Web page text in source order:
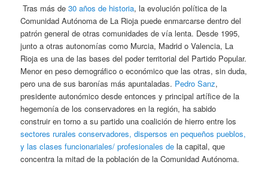
Tras más de30 años de historia, la evolución política de la
Comunidad Autónoma de La Rioja puede enmarcarse dentro del
patrón general de otras comunidades de vía lenta. Desde 1995,
junto a otras autonomías como Murcia, Madrid o Valencia, La
Rioja es una de las bases del poder territorial del Partido Popular.
Menor en peso demográfico o económico que las otras, sin duda,
pero una de sus baronías más apuntaladas. Pedro Sanz,
presidente autonómico desde entonces y principal artífice de la
hegemonía de los conservadores en la región, ha sabido
construir en torno a su partido una coalición de hierro entre los
sectores rurales conservadores, dispersos en pequeños pueblos,
y las clases funcionariales/ profesionales dela capital, que
concentra la mitad de la población de la Comunidad Autónoma.